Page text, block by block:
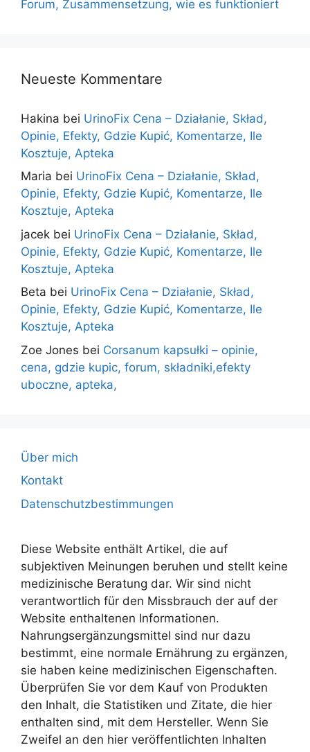
Forum, Zusammensetzung, wie es funktioniert
Neueste Kommentare
Hakina bei UrinoFix Cena – Działanie, Skład,
Opinie, Efekty, Gdzie Kupić, Komentarze, Ile
Kosztuje, Apteka
Maria bei UrinoFix Cena – Działanie, Skład,
Opinie, Efekty, Gdzie Kupić, Komentarze, Ile
Kosztuje, Apteka
jacek bei UrinoFix Cena – Działanie, Skład,
Opinie, Efekty, Gdzie Kupić, Komentarze, Ile
Kosztuje, Apteka
Beta bei UrinoFix Cena – Działanie, Skład,
Opinie, Efekty, Gdzie Kupić, Komentarze, Ile
Kosztuje, Apteka
Zoe Jones bei Corsanum kapsułki – opinie,
cena, gdzie kupic, forum, składniki,efekty
uboczne, apteka,
Über mich
Kontakt
Datenschutzbestimmungen
Diese Website enthält Artikel, die auf
subjektiven Meinungen beruhen und stellt keine
medizinische Beratung dar. Wir sind nicht
verantwortlich für den Missbrauch der auf der
Website enthaltenen Informationen.
Nahrungsergänzungsmittel sind nur dazu
bestimmt, eine normale Ernährung zu ergänzen,
sie haben keine medizinischen Eigenschaften.
Überprüfen Sie vor dem Kauf von Produkten
den Inhalt, die Statistiken und Zitate, die hier
enthalten sind, mit dem Hersteller. Wenn Sie
Zweifel an den hier veröffentlichten Inhalten